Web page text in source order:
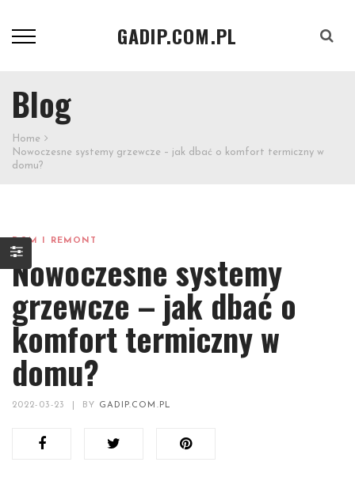
GADIP.COM.PL
Blog
Home
Nowoczesne systemy grzewcze – jak dbać o komfort termiczny w
domu?
DOM I REMONT
Nowoczesne systemy
grzewcze – jak dbać o
komfort termiczny w
domu?
2022-03-23 BY GADIP.COM.PL